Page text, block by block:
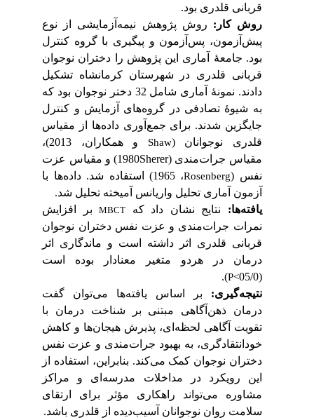
قربانی قلدری بود.
روش کار:روش پژوهش نیمه‌‌آزمایشی از نوع
پیش‌آزمون، پس‌آزمون و پیگیری با گروه کنترل
بود. جامعۀ آماری این پژوهش را دختران نوجوان
قربانی قلدری در شهرستان کرمانشاه تشکیل
دادند. نمونۀ آماری شامل 32 دختر نوجوان بود که
به شیوۀ تصادفی در گروه‌های آزمایش و کنترل
جایگزین شدند. برای جمع‌آوری داده‌ها ازمقیاس
قلدری نوجوانان (
Shawو همکاران، 2013)،
مقیاس جرات‌مندی (1980‌‌‌‌‌‌‌‌‌‌Sherer) و مقیاس عزت
‌نفس ( Rosenberg
، 1965) استفاده شد. داده‌ها با
آزمون آماری تحلیل واریانس آمیخته تحلیل شد.
یافته‌ها:نتایج نشان داد کهMBCTبر افزایش
نمرات جرات‌مندی و عزت ‌نفس دختران نوجوان
قربانی قلدری اثر داشته است و ماندگاری اثر
درمان در هردو متغیر معنادار بوده است
>
P
).
نتیجه‌گیری:
بر
اساس یافته‌ها می‌توان گفت
درمان ذهن‌آگاهی مبتنی بر شناخت ‌درمانبا
تقویت آگاهی لحظه‌ای، پذیرش هیجان‌ها و کاهش
خودانتقادگری، به بهبود جرات‌مندی و عزت نفس
دختران نوجوان کمک می‌کند. بنابراین، استفاده از
این رویکرد در مداخلات مدرسه‌ای و مراکز
مشاوره می‌تواند راهکاری مؤثر برای ارتقای
سلامت روان نوجوانان آسیب‌دیده از قلدری باشد.